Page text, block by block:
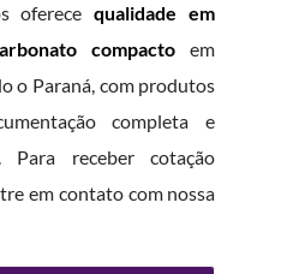
oferecequalidade em
compacto em
o Paraná, com produtos
completa e
Para receber cotação
em contato com nossa